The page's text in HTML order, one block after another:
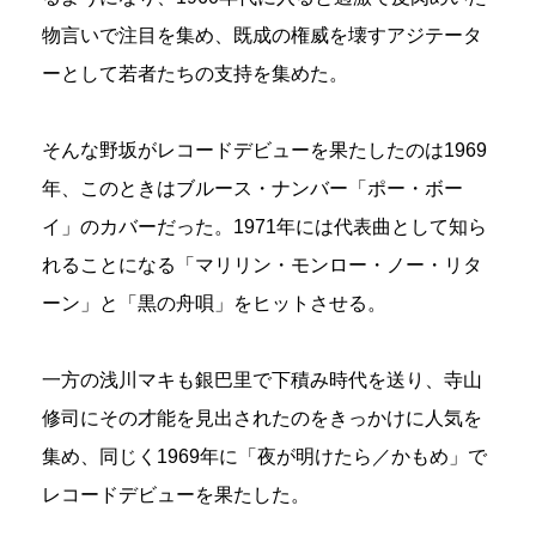
物言いで注目を集め、既成の権威を壊すアジテータ
ーとして若者たちの支持を集めた。
そんな野坂がレコードデビューを果たしたのは1969
年、このときはブルース・ナンバー「ポー・ボー
イ」のカバーだった。1971年には代表曲として知ら
れることになる「マリリン・モンロー・ノー・リタ
ーン」と「黒の舟唄」をヒットさせる。
一方の浅川マキも銀巴里で下積み時代を送り、寺山
修司にその才能を見出されたのをきっかけに人気を
集め、同じく1969年に「夜が明けたら／かもめ」で
レコードデビューを果たした。